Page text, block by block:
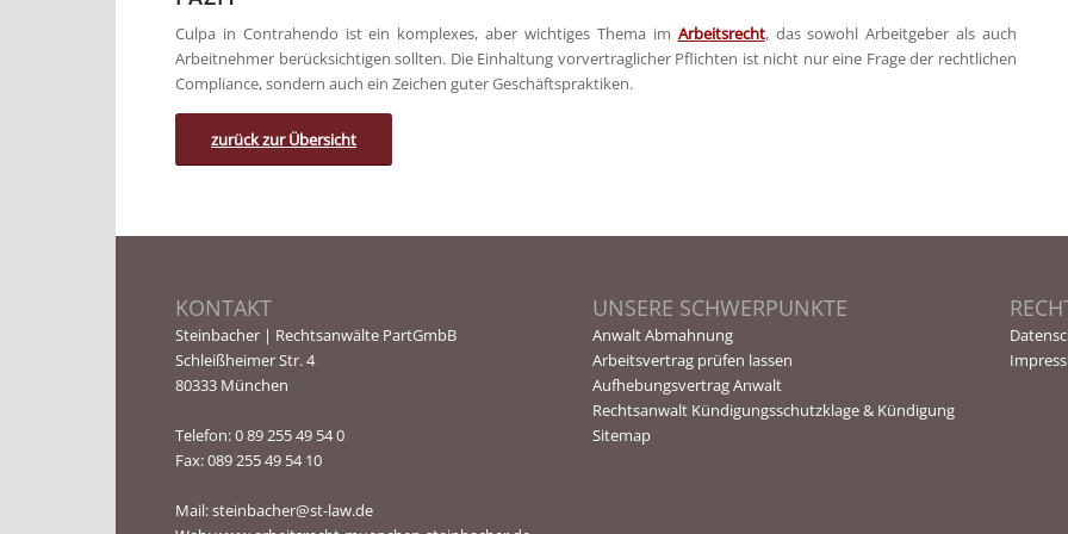
Culpa in Contrahendo ist ein komplexes, aber wichtiges Thema im Arbeitsrecht, das sowohl Arbeitgeber als auch
Arbeitnehmer berücksichtigen sollten. Die Einhaltung vorvertraglicher Pflichten ist nicht nur eine Frage der rechtlichen
Compliance, sondern auch ein Zeichen guter Geschäftspraktiken.
zurück zur Übersicht
KONTAKT
Steinbacher | Rechtsanwälte PartGmbB
Schleißheimer Str. 4
80333 München
Telefon:0 89 255 49 54 0
Fax: 089 255 49 54 10
Mail:steinbacher@st-law.de
UNSERE SCHWERPUNKTE
Anwalt Abmahnung
Arbeitsvertrag prüfen lassen
Aufhebungsvertrag Anwalt
Rechtsanwalt Kündigungsschutzklage & Kündigung
Sitemap